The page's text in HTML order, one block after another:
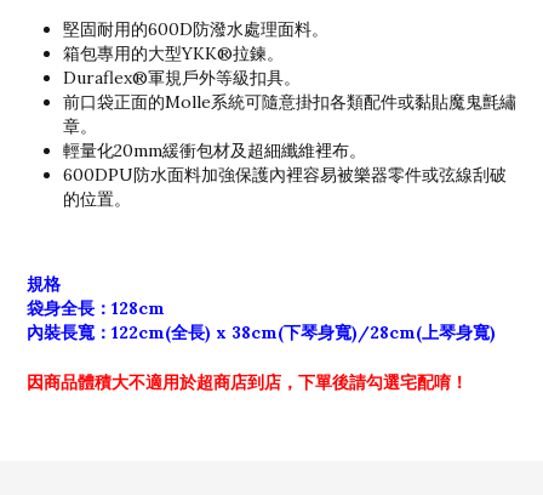
堅固耐用的600D防潑水處理面料。
箱包專用的大型YKK®拉鍊。
Duraflex®軍規戶外等級扣具。
前口袋正面的Molle系統可隨意掛扣各類配件或黏貼魔鬼氈繡
章。
輕量化20mm緩衝包材及超細纖維裡布。
600DPU防水面料加強保護內裡容易被樂器零件或弦線刮破
的位置。
規格
袋身全長：128cm
內裝長寬：122cm(全長) x 38cm(下琴身寬)/28cm(上琴身寬)
因商品體積大不適用於超商店到店， 下單後請勾選宅配唷！